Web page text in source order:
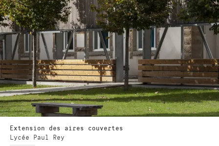
Extension des aires couvertes
Lycée Paul Rey